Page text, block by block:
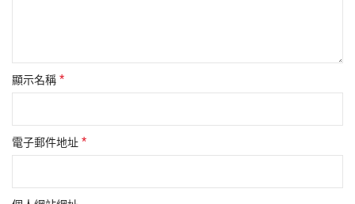
顯示名稱 *
電子郵件地址 *